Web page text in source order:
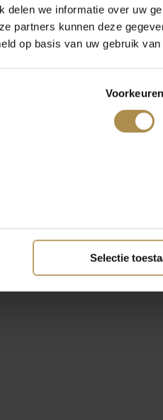
delen we informatie over uw
partners kunnen deze
op basis van uw gebruik
Voorkeuren
Selectie